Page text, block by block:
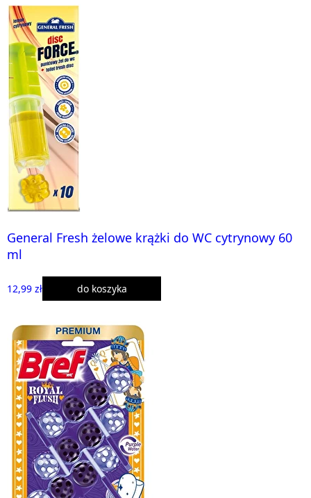
General Fresh żelowe krążki do WC cytrynowy 60
ml
12,99 zł do koszyka